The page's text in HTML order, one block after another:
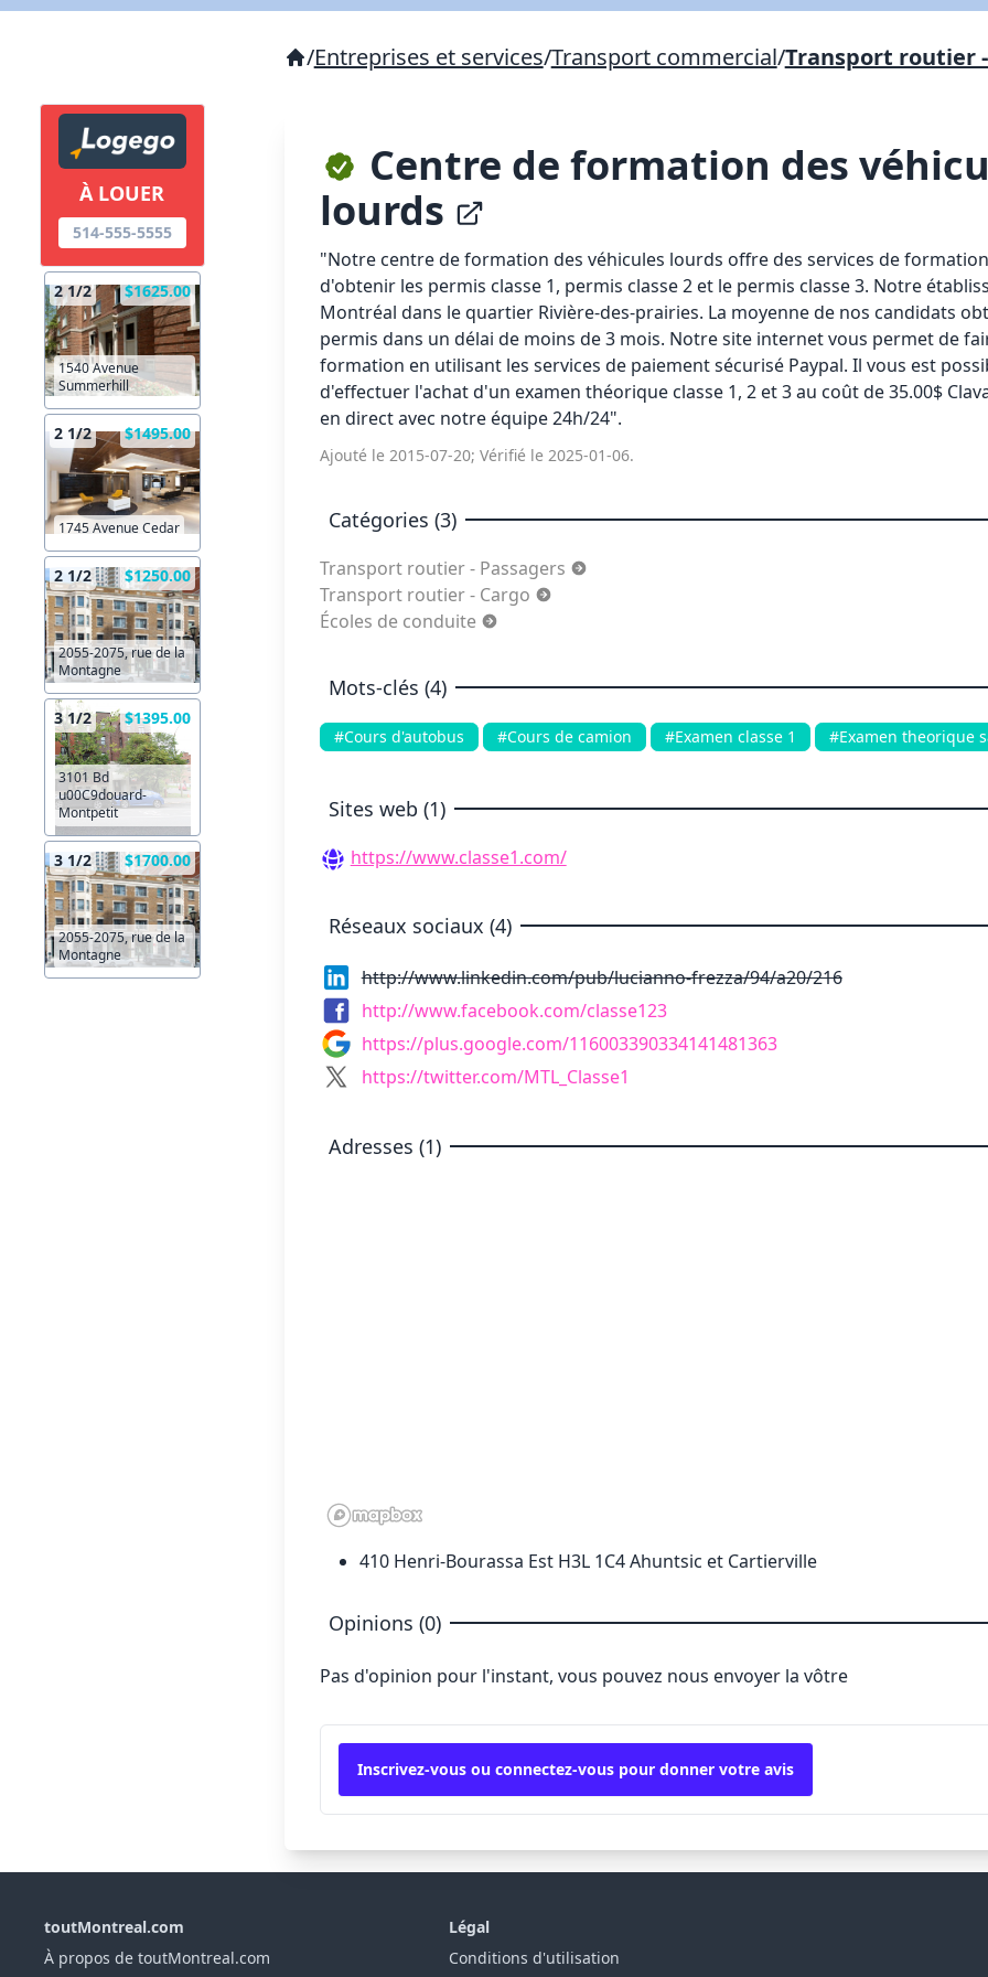
À LOUER
514-555-5555
2 1/2 $1625.00
1540 Avenue
Summerhill
2 1/2 $1495.00
1745 Avenue Cedar
2 1/2 $1250.00
2055-2075, rue de la
Montagne
3 1/2 $1395.00
3101 Bd
u00C9douard-
Montpetit
3 1/2 $1700.00
2055-2075, rue de la
Montagne
/Entreprises et services/Transport commercial/Transport routier
Centre de formation des
lourds
"Notre centre de formation des véhicules lourds offre des services de
d'obtenir les permis classe 1, permis classe 2 et le permis classe 3. Notre
Montréal dans le quartier Rivière-des-prairies. La moyenne de nos candidats
permis dans un délai de moins de 3 mois. Notre site internet vous permet de
formation en utilisant les services de paiement sécurisé Paypal. Il vous est
d'effectuer l'achat d'un examen théorique classe 1, 2 et 3 au coût de 35.00$
en direct avec notre équipe 24h/24".
Ajouté le 2015-07-20; Vérifié le 2025-01-06.
Catégories (3)
Transport routier - Passagers
Transport routier - Cargo
Écoles de conduite
Mots-clés (4)
#Cours d'autobus #Cours de camion #Examen classe 1 #Examen theorique
Sites web (1)
https://www.classe1.com/
Réseaux sociaux (4)
http://www.linkedin.com/pub/lucianno-frezza/94/a20/216
http://www.facebook.com/classe123
https://plus.google.com/116003390334141481363
https://twitter.com/MTL_Classe1
Adresses (1)
410 Henri-Bourassa Est H3L 1C4 Ahuntsic et Cartierville
Opinions (0)
Pas d'opinion pour l'instant, vous pouvez nous envoyer la vôtre
Inscrivez-vous ou connectez-vous pour donner votre avis
toutMontreal.com
À propos de toutMontreal.com
Légal
Conditions d'utilisation
Lien vers inscription (sera inclus dans courriel)